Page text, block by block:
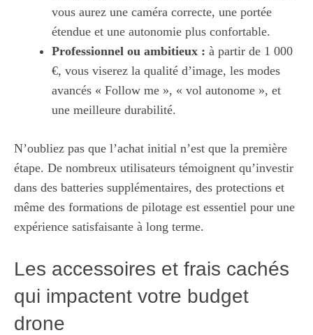
vous aurez une caméra correcte, une portée
étendue et une autonomie plus confortable.
Professionnel ou ambitieux : à partir de 1 000
€, vous viserez la qualité d’image, les modes
avancés « Follow me », « vol autonome », et
une meilleure durabilité.
N’oubliez pas que l’achat initial n’est que la première
étape. De nombreux utilisateurs témoignent qu’investir
dans des batteries supplémentaires, des protections et
même des formations de pilotage est essentiel pour une
expérience satisfaisante à long terme.
Les accessoires et frais cachés
qui impactent votre budget
drone